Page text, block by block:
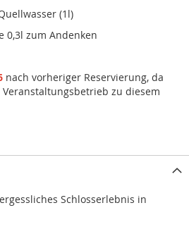
(1l)
0,3l zum Andenken
nach vorheriger Reservierung, da
zu diesem
Schlosserlebnis in